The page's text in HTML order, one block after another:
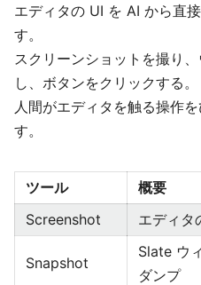
エディタの UI を AI から直
す。
スクリーンショットを撮り
し、ボタンをクリックする。
人間がエディタを触る操作
す。
ツール
概要
Screenshot
エディタ
Snapshot
Slate ウ
ダンプ